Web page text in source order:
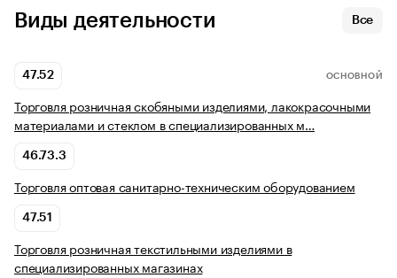
Виды деятельности Все
47.52 ОСНОВНОЙ
Торговля розничная скобяными изделиями, лакокрасочными
материалами и стеклом в специализированных м…
46.73.3
Торговля оптовая санитарно-техническим оборудованием
47.51
Торговля розничная текстильными изделиями в
специализированных магазинах